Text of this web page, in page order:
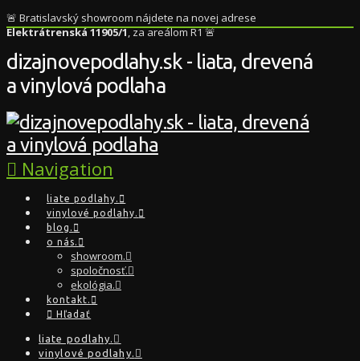
🚨 Bratislavský showroom nájdete na novej adrese
Elektrátrenská 11905/1, za areálom R1 🚨
dizajnovepodlahy.sk - liata, drevená
a vinylová podlaha
Navigation
liate podlahy.
vinylové podlahy.
blog.
o nás.
showroom.
spoločnosť.
ekológia.
kontakt.
Hľadať
liate podlahy.
vinylové podlahy.